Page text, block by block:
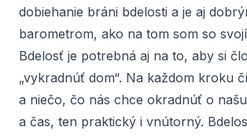
dobiehanie bráni bdelosti a je aj
barometrom, ako na tom som so
Bdelosť je potrebná aj na to, aby si
„vykradnúť dom“. Na každom kroku
a niečo, čo nás chce okradnúť o
a čas, ten praktický i vnútorný.